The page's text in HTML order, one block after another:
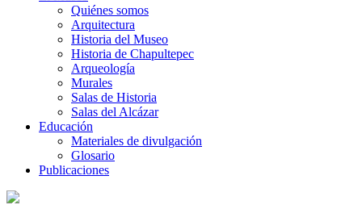
Quiénes somos
Arquitectura
Historia del Museo
Historia de Chapultepec
Arqueología
Murales
Salas de Historia
Salas del Alcázar
Educación
Materiales de divulgación
Glosario
Publicaciones